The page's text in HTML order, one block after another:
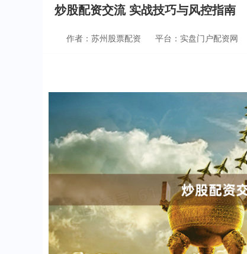
炒股配资交流 实战技巧与风控指南
作者：苏州股票配资 平台：实盘门户配资网